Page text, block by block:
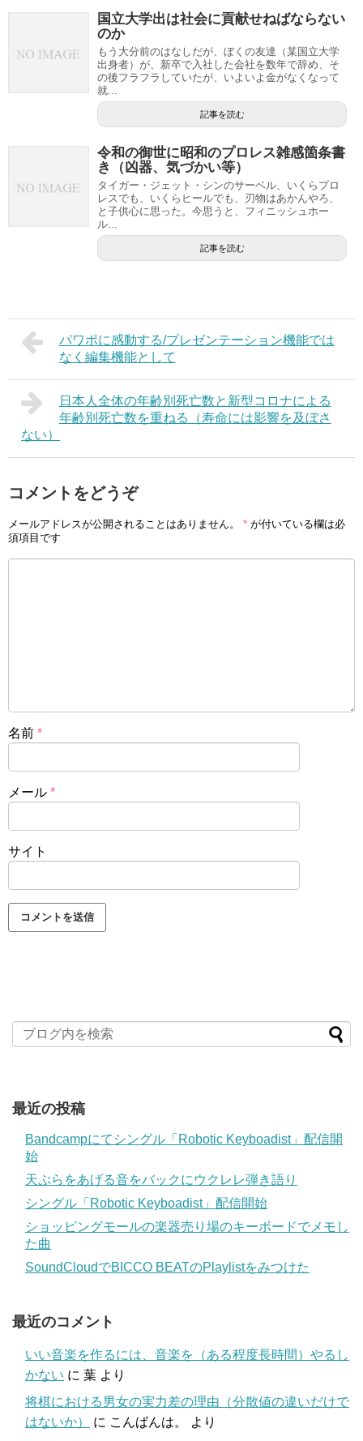
国立大学出は社会に貢献せねばならない
のか
もう大分前のはなしだが、ぼくの友達（某国立大学
出身者）が、新卒で入社した会社を数年で辞め、そ
の後フラフラしていたが、いよいよ金がなくなって
就...
記事を読む
令和の御世に昭和のプロレス雑感箇条書
き（凶器、気づかい等）
タイガー・ジェット・シンのサーベル、いくらプロ
レスでも、いくらヒールでも、刃物はあかんやろ、
と子供心に思った。今思うと、フィニッシュホー
ル...
記事を読む
パワポに感動する/プレゼンテーション機能では
なく編集機能として
日本人全体の年齢別死亡数と新型コロナによる
年齢別死亡数を重ねる（寿命には影響を及ぼさ
ない）
コメントをどうぞ
メールアドレスが公開されることはありません。 * が付いている欄は必
須項目です
名前 *
メール *
サイト
最近の投稿
Bandcampにてシングル「Robotic Keyboadist」配信開
始
天ぷらをあげる音をバックにウクレレ弾き語り
シングル「Robotic Keyboadist」配信開始
ショッピングモールの楽器売り場のキーボードでメモし
た曲
SoundCloudでBICCO BEATのPlaylistをみつけた
最近のコメント
いい音楽を作るには、音楽を（ある程度長時間）やるし
かない に 葉 より
将棋における男女の実力差の理由（分散値の違いだけで
はないか）
に こんばんは。
より